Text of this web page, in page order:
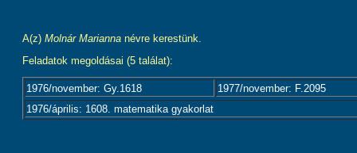
A(z) Molnár Marianna névre kerestünk.
Feladatok megoldásai (5 találat):
1976/november: Gy.1618
1977/november: F.2095
1976/április: 1608. matematika gyakorlat